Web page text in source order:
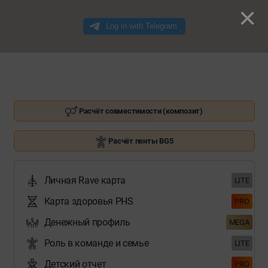
Расчёт совместимости (композит)
Расчёт пенты BG5
Личная Rave карта LITE
Карта здоровья PHS PRO
Денежный профиль MEGA
Роль в команде и семье LITE
Детский отчет PRO
×